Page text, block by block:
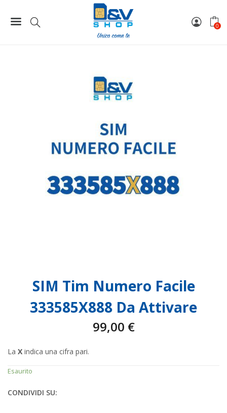
0
SIM Tim Numero Facile 333585X888 Da Attivare
SIM Tim Numero Facile
333585X888 Da Attivare
99,00 €
La X indica una cifra pari.
Esaurito
CONDIVIDI SU: